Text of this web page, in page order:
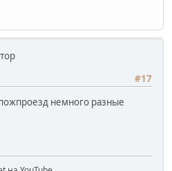
#17
немного разные